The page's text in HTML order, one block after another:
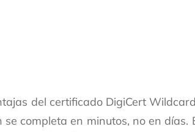
del certificado DigiCert
completa en minutos, no en días.